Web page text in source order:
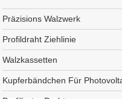
Präzisions Walzwerk
Profildraht Ziehlinie
Walzkassetten
Kupferbändchen Für